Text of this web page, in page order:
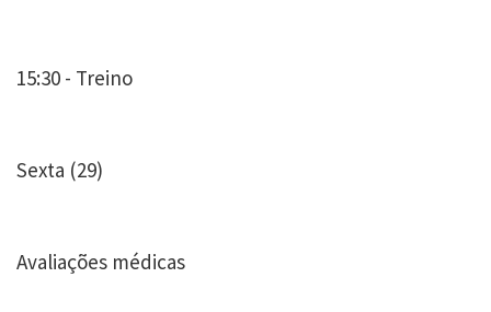
15:30 - Treino
Sexta (29)
Avaliações médicas